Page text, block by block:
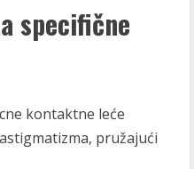
specifične
kontaktne leće
pružajući